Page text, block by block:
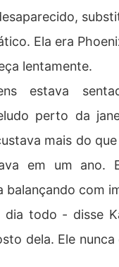
Ela era
lentamente.
estava
perto da
mais do
em um ano.
balançando com
todo - disse
dela. Ele